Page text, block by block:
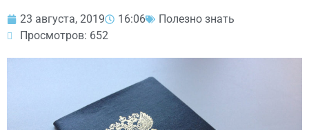
23 августа, 2019 16:06
Полезно знать
Просмотров: 652